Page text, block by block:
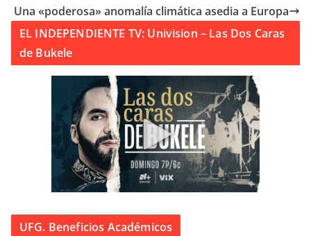
Una «poderosa» anomalía climática asedia a Europa
EL INDEPENDIENTE TV: Univision – Las Dos Caras
de Bukele
UFG. Beneficios Académicos